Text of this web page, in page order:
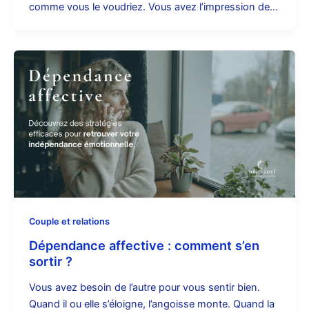
comme vous le voudriez. Vous avez l’impression de…
Couple et relations
Dépendance affective : comment s’en
sortir ?
Vous avez besoin de l’autre pour vous sentir bien.
Quand il ou elle s’éloigne, l’angoisse monte. Quand la